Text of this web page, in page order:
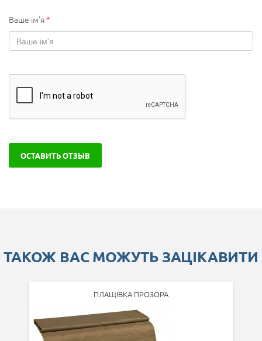
Ваше ім'я*
ОСТАВИТЬ ОТЗЫВ
ТАКОЖ ВАС МОЖУТЬ ЗАЦІКАВИТИ
ПЛАЩІВКА ПРОЗОРА